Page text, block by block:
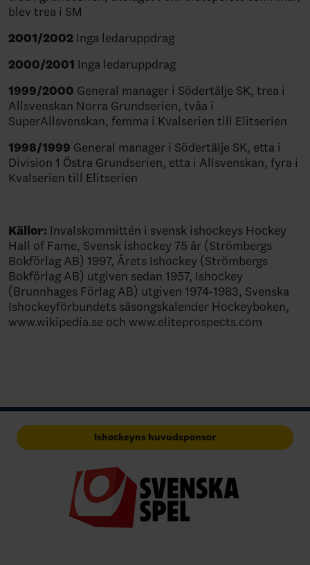
blev trea i SM
2001/2002 Inga ledaruppdrag
2000/2001 Inga ledaruppdrag
1999/2000 General manager i Södertälje SK, trea i
Allsvenskan Norra Grundserien, tvåa i
SuperAllsvenskan, femma i Kvalserien till Elitserien
1998/1999 General manager i Södertälje SK, etta i
Division 1 Östra Grundserien, etta i Allsvenskan, fyra i
Kvalserien till Elitserien
Källor: Invalskommittén i svensk ishockeys Hockey
Hall of Fame, Svensk ishockey 75 år (Strömbergs
Bokförlag AB) 1997, Årets Ishockey (Strömbergs
Bokförlag AB) utgiven sedan 1957, Ishockey
(Brunnhages Förlag AB) utgiven 1974-1983, Svenska
Ishockeyförbundets säsongskalender Hockeyboken,
www.wikipedia.se och www.eliteprospects.com
Ishockeyns huvudsponsor